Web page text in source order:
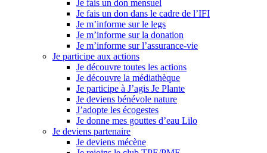
Je fais un don mensuel
Je fais un don dans le cadre de l’IFI
Je m’informe sur le legs
Je m’informe sur la donation
Je m’informe sur l’assurance-vie
Je participe aux actions
Je découvre toutes les actions
Je découvre la médiathèque
Je participe à J’agis Je Plante
Je deviens bénévole nature
J’adopte les écogestes
Je donne mes gouttes d’eau Lilo
Je deviens partenaire
Je deviens mécène